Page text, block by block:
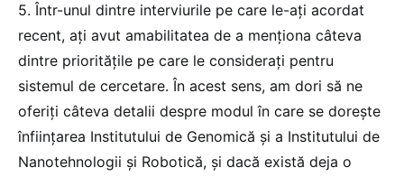
5. Într-unul dintre interviurile pe care le-ați acordat
recent, ați avut amabilitatea de a menționa câteva
dintre prioritățile pe care le considerați pentru
sistemul de cercetare. În acest sens, am dori să ne
oferiți câteva detalii despre modul în care se dorește
înființarea Institutului de Genomică și a Institutului de
Nanotehnologii și Robotică, și dacă există deja o